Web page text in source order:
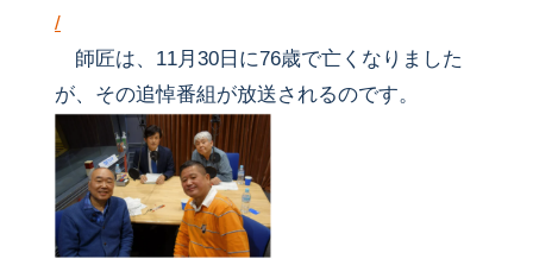
/
師匠は、11月30日に76歳で亡くなりました
が、その追悼番組が放送されるのです。